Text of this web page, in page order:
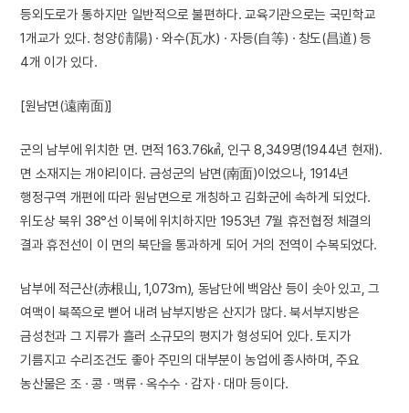
등외도로가 통하지만 일반적으로 불편하다. 교육기관으로는 국민학교
1개교가 있다. 청양(淸陽) · 와수(瓦水) · 자등(自等) · 창도(昌道) 등
4개 이가 있다.
[원남면(遠南面)]
군의 남부에 위치한 면. 면적 163.76㎢, 인구 8,349명(1944년 현재).
면 소재지는 개야리이다. 금성군의 남면(南面)이었으나, 1914년
행정구역 개편에 따라 원남면으로 개칭하고 김화군에 속하게 되었다.
위도상 북위 38°선 이북에 위치하지만 1953년 7월 휴전협정 체결의
결과 휴전선이 이 면의 북단을 통과하게 되어 거의 전역이 수복되었다.
남부에 적근산(赤根山, 1,073m), 동남단에 백암산 등이 솟아 있고, 그
여맥이 북쪽으로 뻗어 내려 남부지방은 산지가 많다. 북서부지방은
금성천과 그 지류가 흘러 소규모의 평지가 형성되어 있다. 토지가
기름지고 수리조건도 좋아 주민의 대부분이 농업에 종사하며, 주요
농산물은 조 · 콩 · 맥류 · 옥수수 · 감자 · 대마 등이다.